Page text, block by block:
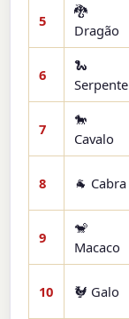
5
🐉
Dragão
6
🐍
Serpente
7
🐎
Cavalo
8 🐐 Cabra
9
🐒
Macaco
10 🐓 Galo